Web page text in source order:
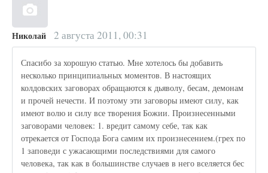
Николай 2 августа 2011, 00:31
Спасибо за хорошую статью. Мне хотелось бы добавить
несколько принципиальных моментов. В настоящих
колдовских заговорах обращаются к дьяволу, бесам, демонам
и прочей нечести. И поэтому эти заговоры имеют силу, как
имеют волю и силу все творения Божии. Произнесенными
заговорами человек: 1. вредит самому себе, так как
отрекается от Господа Бога самим их произнесением.(грех по
1 заповеди с ужасающими последствиями для самого
человека, так как в большинстве случаев в него вселяется бес